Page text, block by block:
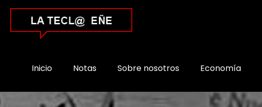
Inicio Notas Sobre nosotros Economía